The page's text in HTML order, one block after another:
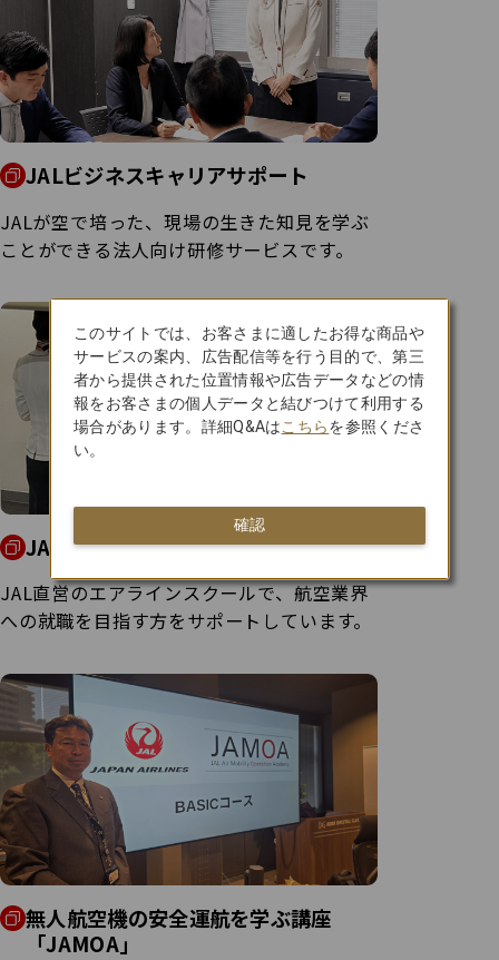
JALビジネスキャリアサポート
JALが空で培った、現場の生きた知見を学ぶ
ことができる法人向け研修サービスです。
JALエアラインスクール
JAL直営のエアラインスクールで、航空業界
への就職を目指す方をサポートしています。
無人航空機の安全運航を学ぶ講座
「JAMOA」
このサイトでは、お客さまに適したお得な商品や
サービスの案内、広告配信等を行う目的で、第三
者から提供された位置情報や広告データなどの情
報をお客さまの個人データと結びつけて利用する
場合があります。詳細Q&Aはこちらを参照くださ
い。
確認